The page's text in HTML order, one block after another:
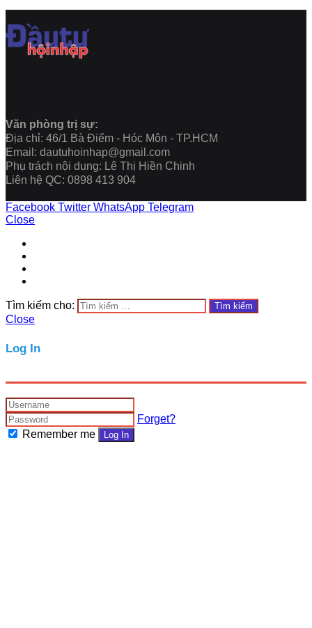
Văn phòng trị sự:
Địa chỉ: 46/1 Bà Điểm - Hóc Môn - TP.HCM
Email: dautuhoinhap@gmail.com
Phụ trách nội dung: Lê Thị Hiền Chinh
Liên hệ QC: 0898 413 904
Facebook Twitter WhatsApp Telegram
Close
Tìm kiếm cho:
Close
Log In
Forget?
Remember me
Log In